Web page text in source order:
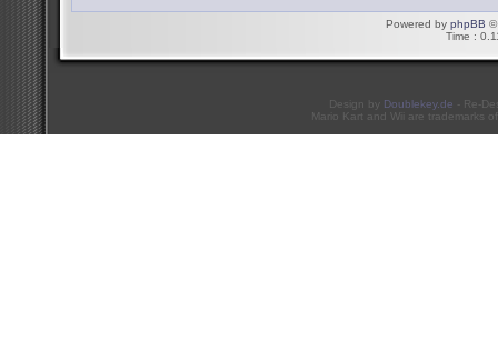
Powered by phpBB ©
Time :
Design by Doublekey.de - Re-
Mario Kart and Wii are trademarks